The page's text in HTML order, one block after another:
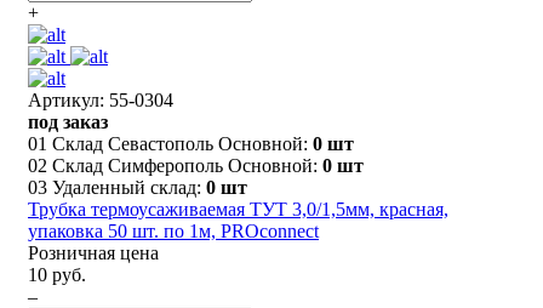
+
Артикул: 55-0304
под заказ
01 Склад Севастополь Основной: 0 шт
02 Склад Симферополь Основной: 0 шт
03 Удаленный склад: 0 шт
Трубка термоусаживаемая ТУТ 3,0/1,5мм, красная,
упаковка 50 шт. по 1м, PROconnect
Розничная цена
10 руб.
–